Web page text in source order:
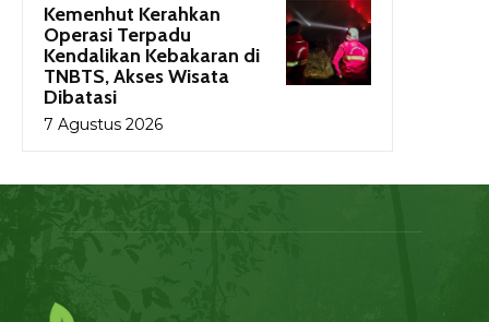
Kemenhut Kerahkan
Operasi Terpadu
Kendalikan Kebakaran di
TNBTS, Akses Wisata
Dibatasi
7 Agustus 2026